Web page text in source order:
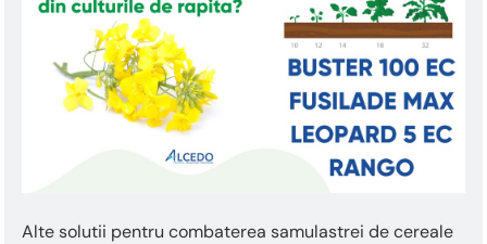
Alte solutii pentru combaterea samulastrei de cereale